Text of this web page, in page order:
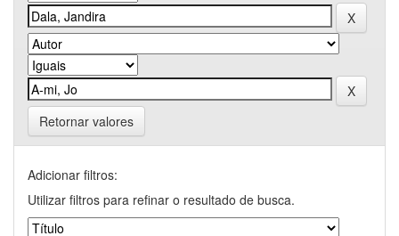
Retornar valores
Adicionar filtros:
Utilizar filtros para refinar o resultado de busca.